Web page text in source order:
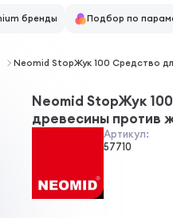
бренды Подбор по
Neomid StopЖук 100 Средство
Neomid StopЖук
древесины против
Артикул:
57710